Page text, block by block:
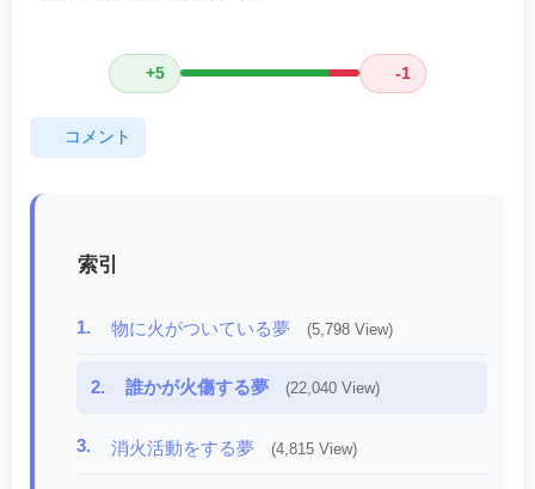
+5 -1
コメント
索引
1. 物に火がついている夢 (5,798 View)
2. 誰かが火傷する夢 (22,040 View)
3. 消火活動をする夢 (4,815 View)